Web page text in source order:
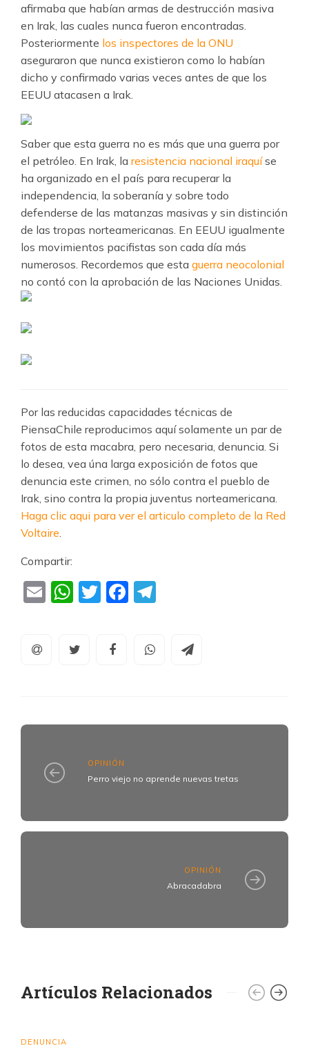
afirmaba que habían armas de destrucción masiva
en Irak, las cuales nunca fueron encontradas.
Posteriormente los inspectores de la ONU
aseguraron que nunca existieron como lo habían
dicho y confirmado varias veces antes de que los
EEUU atacasen a Irak.
Saber que esta guerra no es más que una guerra por
el petróleo. En Irak, la resistencia nacional iraquíse
ha organizado en el país para recuperar la
independencia, la soberanía y sobre todo
defenderse de las matanzas masivas y sin distinción
de las tropas norteamericanas. En EEUU igualmente
los movimientos pacifistas son cada día más
numerosos. Recordemos que esta guerra neocolonial
no contó con la aprobación de las Naciones Unidas.
Por las reducidas capacidades técnicas de
PiensaChile reproducimos aquí solamente un par de
fotos de esta macabra, pero necesaria, denuncia. Si
lo desea, vea úna larga exposición de fotos que
denuncia este crimen, no sólo contra el pueblo de
Irak, sino contra la propia juventus norteamericana.
Haga clic aqui para ver el articulo completo de la Red
Voltaire.
Compartir:
EmailWhatsApp
TwitterFacebook
OPINIÓN
Perro viejo no aprende nuevas tretas
OPINIÓN
Abracadabra
Artículos Relacionados
DENUNCIA